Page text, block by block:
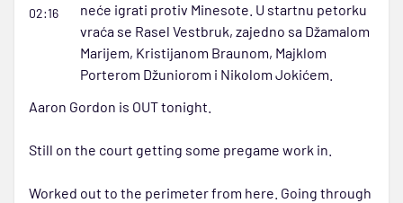
02:16
neće igrati protiv Minesote. U startnu petorku
vraća se Rasel Vestbruk, zajedno sa Džamalom
Marijem, Kristijanom Braunom, Majklom
Porterom Džuniorom i Nikolom Jokićem.
Aaron Gordon is OUT tonight.
Still on the court getting some pregame work in.
Worked out to the perimeter from here. Going through